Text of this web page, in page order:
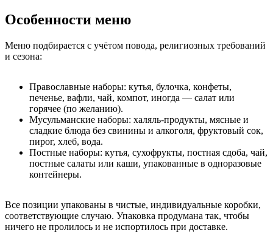
Особенности меню
Меню подбирается с учётом повода, религиозных требований
и сезона:
Православные наборы: кутья, булочка, конфеты,
печенье, вафли, чай, компот, иногда — салат или
горячее (по желанию).
Мусульманские наборы: халяль-продукты, мясные и
сладкие блюда без свинины и алкоголя, фруктовый сок,
пирог, хлеб, вода.
Постные наборы: кутья, сухофрукты, постная сдоба, чай,
постные салаты или каши, упакованные в одноразовые
контейнеры.
Все позиции упакованы в чистые, индивидуальные коробки,
соответствующие случаю. Упаковка продумана так, чтобы
ничего не пролилось и не испортилось при доставке.